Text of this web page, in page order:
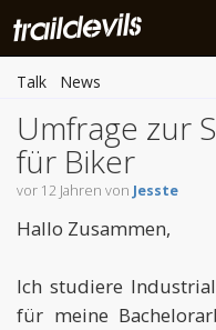
Talk News
Umfrage zur
für Biker
vor 12 Jahren von Jesste
Hallo Zusammen,
Ich studiere
für meine